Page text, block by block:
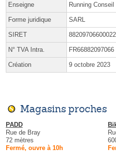
Enseigne Running Conseil
Forme juridique SARL
SIRET 88209706600022
N° TVA Intra. FR66882097066
Création 9 octobre 2023
Magasins proches
PADD
Rue de Bray
72 mètres
Fermé, ouvre à 10h